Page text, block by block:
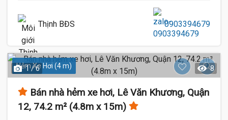
Thịnh BĐS 0903394679
Hẻm Xe Hơi (4 m)
1 / 6 8
Bán nhà hẻm xe hơi, Lê Văn Khương, Quận
12, 74.2 m² (4.8m x 15m)